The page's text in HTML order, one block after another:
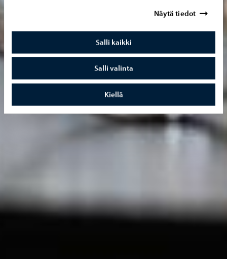
Näytä tiedot
Salli kaikki
Salli valinta
Kiellä